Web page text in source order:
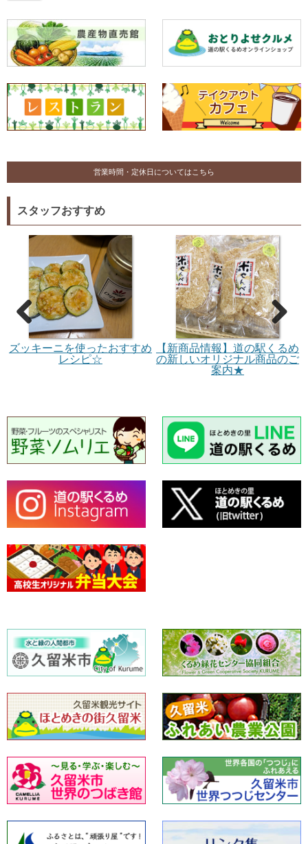
営業時間・定休日についてはこちら
スタッフおすすめ
ズッキーニを使ったおすすめ
レシピ☆
【新商品情報】道の駅くるめ
の新しいオリジナル商品のご
案内★
<